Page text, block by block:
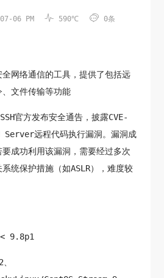
06 PM  590℃  0条
全网络通信的工具，提供了包括远
文件传输等功能
官方发布安全通告，披露CVE-
Server远程代码执行漏洞。漏洞成
成功利用该漏洞，需要经过多次
统保护措施（如ASLR），难度较
9.8p1